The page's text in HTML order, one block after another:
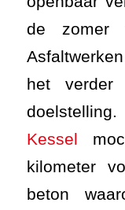
de zomer
het verder
Kessel
kilometer
beton